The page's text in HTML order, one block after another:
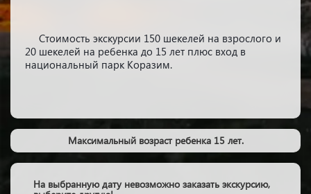
Стоимость экскурсии 150 шекелей на взрослого и
20 шекелей на ребенка до 15 лет плюс вход в
национальный парк Коразим.
Максимальный возраст ребенка 15 лет.
На выбранную дату невозможно заказать экскурсию,